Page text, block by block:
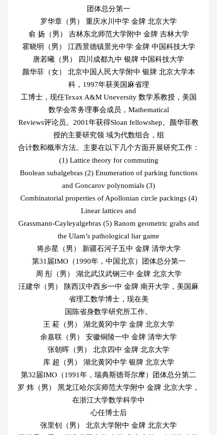
团体总分第一
罗华章（男） 重庆水川中学 金牌 北京大学
俞 扬（男） 吉林东北师范大学附中 金牌 吉林大学
霍晓明（男） 江西景德镇景光中学 金牌 中国科技大学
唐若曦（男） 四川成都九中 银牌 中国科技大学
颜华菲（女） 北京中国人民大学附中 银牌 北京大学本
科，1997年获美国麻省理
工博士，现任Texax A&M Uneversity 数学系教授，美国
数学会常务理事会成员，Mathematical
Reviews评论员。2001年获得Sloan fellowshep。颜华菲教
授的主要研究领 域为代数组合，组
合计数和概率方法。主要在以下几个方面开展研究工作：
(1) Lattice theory for commuting
Boolean subalgebras (2) Enumeration of parking functions
and Goncarov polynomials (3)
Combinatorial properties of Apollonian circle packings (4)
Linear lattices and
Grassmann-Cayleyalgebras (5) Ranom geometric grahs and
the Ulam’s pathological liar game
将步星（男） 新疆石河子五中 金牌 清华大学
第31届IMO（1990年，中国北京）团体总分第一
周 彤（男） 湖北武汉武钢三中 金牌 北京大学
汪建华（男） 陕西汉中西乡一中 金牌 南开大学，美国麻
省理工数学博士，现在美
国陈省身数学研究所工作。
王 菘（男） 湖北黄冈中学 金牌 北京大学
余嘉联（男） 安徽铜陵一中 金牌 清华大学
张朝晖（男） 北京四中 金牌 北京大学
库 超（男） 湖北黄冈中学 银牌 北京大学
第32届IMO（1991年，瑞典斯德哥尔摩）团体总分第二
罗 炜（男） 黑龙江哈尔滨师范大学附中 金牌 北京大学，
在浙江大学数学科学中
心任博士后
张里钊（男） 北京大学附中 金牌 北京大学